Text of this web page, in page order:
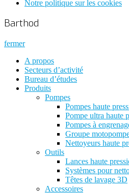
Notre politique sur les cookies
Barthod
fermer
A propos
Secteurs d’activité
Bureau d’études
Produits
Pompes
Pompes haute
Pompe ultra haute
Pompes à
Groupe
Nettoyeurs haute
Outils
Lances haute
Systèmes pour
Têtes de lavage 3D
Accessoires